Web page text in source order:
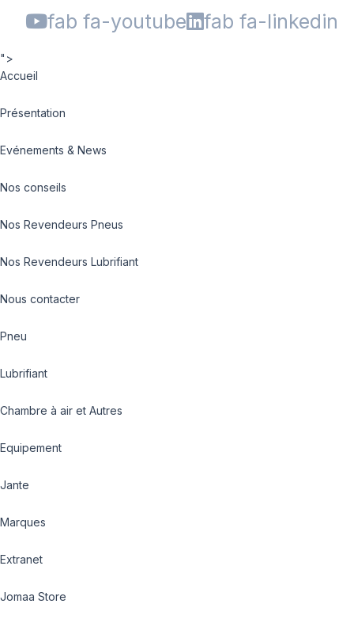
fab fa-youtube
fab fa-linkedin
">
Accueil
Présentation
Evénements & News
Nos conseils
Nos Revendeurs Pneus
Nos Revendeurs Lubrifiant
Nous contacter
Pneu
Lubrifiant
Chambre à air et Autres
Equipement
Jante
Marques
Extranet
Jomaa Store